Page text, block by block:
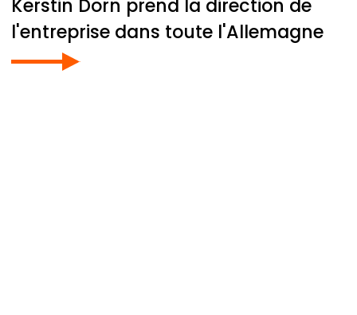
Kerstin Dorn prend la direction de
l'entreprise dans toute l'Allemagne